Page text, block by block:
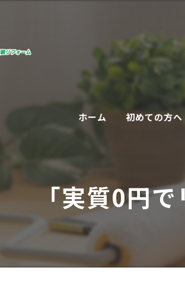
ホーム 初めての方へ
「実質0円で